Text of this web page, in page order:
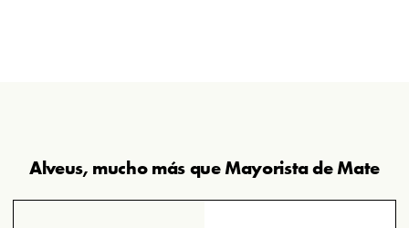
Alveus, mucho más que Mayorista de Mate